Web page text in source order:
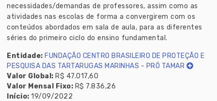
necessidades/demandas de professores, assim como as
atividades nas escolas de forma a convergirem com os
conteúdos abordados em sala de aula, para as diferentes
séries do primeiro ciclo do ensino fundamental.
Entidade: FUNDAÇÃO CENTRO BRASILEIRO DE PROTEÇÃO E
PESQUISA DAS TARTARUGAS MARINHAS - PRÓ TAMAR
Valor Global: R$ 47.017,60
Valor Mensal Fixo: R$ 7.836,26
Início: 19/09/2022